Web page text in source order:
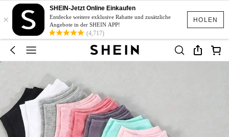
HOLEN
×
SHEIN-Jetzt Online Einkaufen
Entdecke weitere exklusive Rabatte und zusätzliche
Angebote in der SHEIN APP!
(4,717)